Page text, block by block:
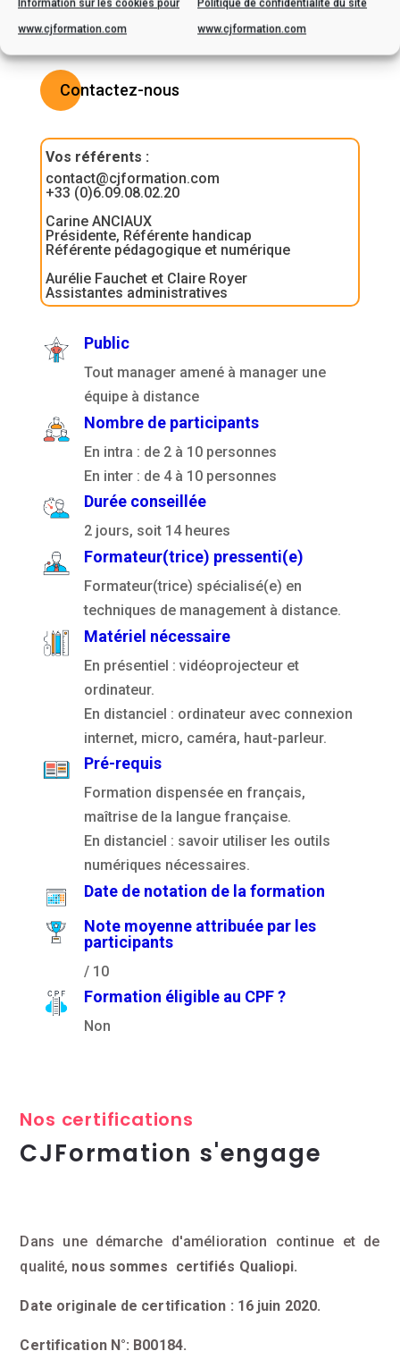
Information sur les cookies pour
www.cjformation.com
Politique de confidentialité du site
www.cjformation.com
Contactez-nous
Vos référents :
contact@cjformation.com
+33 (0)6.09.08.02.20
Carine ANCIAUX
Présidente, Référente handicap
Référente pédagogique et numérique
Aurélie Fauchet et Claire Royer
Assistantes administratives
Public
Tout manager amené à manager une
équipe à distance
Nombre de participants
En intra : de 2 à 10 personnes
En inter : de 4 à 10 personnes
Durée conseillée
2 jours, soit 14 heures
Formateur(trice) pressenti(e)
Formateur(trice) spécialisé(e) en
techniques de management à distance.
Matériel nécessaire
En présentiel : vidéoprojecteur et
ordinateur.
En distanciel : ordinateur avec connexion
internet, micro, caméra, haut-parleur.
Pré-requis
Formation dispensée en français,
maîtrise de la langue française.
En distanciel : savoir utiliser les outils
numériques nécessaires.
Date de notation de la formation
Note moyenne attribuée par les
participants
/ 10
Formation éligible au CPF ?
Non
Nos certifications
CJFormation s'engage
Dans une démarche d'amélioration continue et de
qualité, nous sommes certifiés Qualiopi.
Date originale de certification : 16 juin 2020.
Certification N°: B00184.